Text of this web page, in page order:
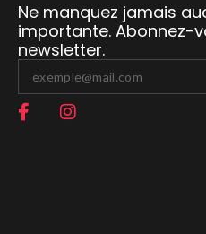
Ne manquez jamais
importante. Abonnez-
newsletter.